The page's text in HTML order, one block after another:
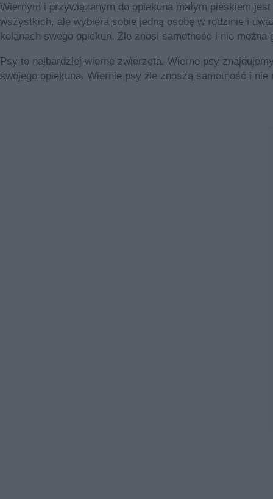
Wiernym i przywiązanym do opiekuna małym pieskiem
wszystkich, ale wybiera sobie jedną osobę w rodzinie i
kolanach swego opiekun. Źle znosi samotność i nie można
Psy to najbardziej wierne zwierzęta. Wierne psy
swojego opiekuna. Wiernie psy źle znoszą samotność i